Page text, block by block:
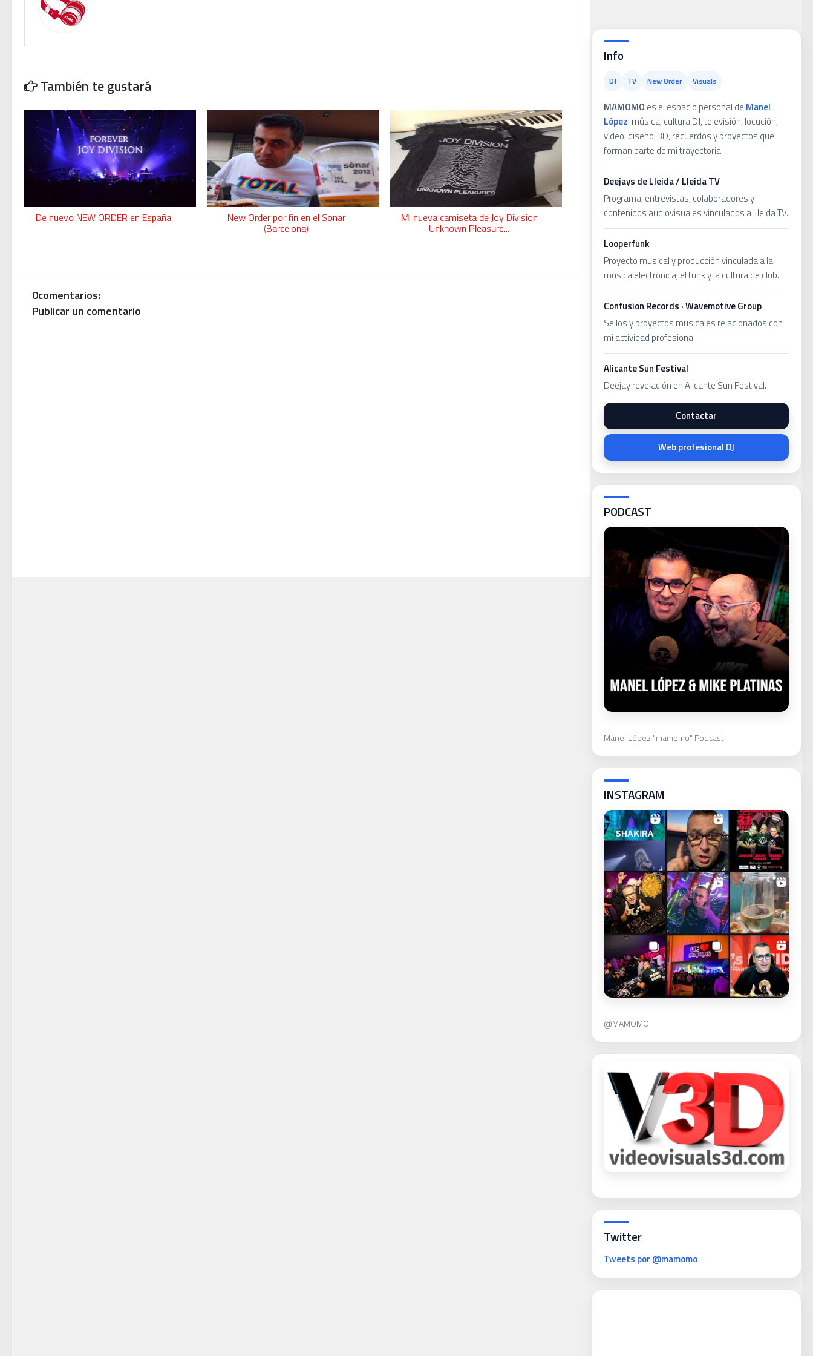
También te gustará
De nuevo NEW ORDER en España New Order por fin en el Sonar
(Barcelona)
Mi nueva camiseta de Joy Division
Unknown Pleasure...
0comentarios:
Publicar un comentario
Info
DJ TV New Order Visuals
MAMOMO es el espacio personal de Manel
López: música, cultura DJ, televisión, locución,
vídeo, diseño, 3D, recuerdos y proyectos que
forman parte de mi trayectoria.
Deejays de Lleida / Lleida TV
Programa, entrevistas, colaboradores y
contenidos audiovisuales vinculados a Lleida TV.
Looperfunk
Proyecto musical y producción vinculada a la
música electrónica, el funk y la cultura de club.
Confusion Records · Wavemotive Group
Sellos y proyectos musicales relacionados con
mi actividad profesional.
Alicante Sun Festival
Deejay revelación en Alicante Sun Festival.
Contactar
Web profesional DJ
PODCAST
Manel López "mamomo" Podcast
INSTAGRAM
@MAMOMO
Twitter
Tweets por @mamomo